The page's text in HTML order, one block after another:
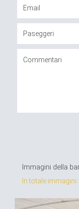
Immagini della
In totale immagini: